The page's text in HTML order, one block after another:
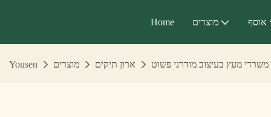
Home מוצרים אוסף
Yousen מוצרים ארון תיקים